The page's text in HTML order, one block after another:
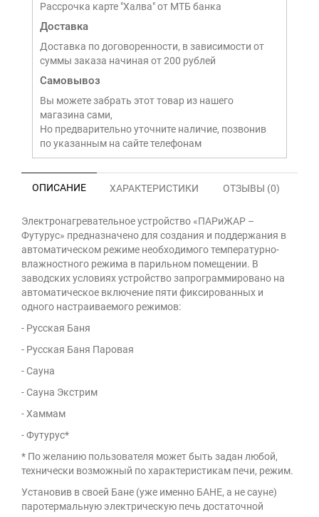
Рассрочка карте "Халва" от МТБ банка
Доставка
Доставка по договоренности, в зависимости от
суммы заказа начиная от 200 рублей
Самовывоз
Вы можете забрать этот товар из нашего
магазина сами,
Но предварительно уточните наличие, позвонив
по указанным на сайте телефонам
ОПИСАНИЕ ХАРАКТЕРИСТИКИ ОТЗЫВЫ (0)
Электронагревательное устройство «ПАРиЖАР –
Футурус» предназначено для создания и поддержания в
автоматическом режиме необходимого температурно-
влажностного режима в парильном помещении. В
заводских условиях устройство запрограммировано на
автоматическое включение пяти фиксированных и
одного настраиваемого режимов:
- Русская Баня
- Русская Баня Паровая
- Сауна
- Сауна Экстрим
- Хаммам
- Футурус*
* По желанию пользователя может быть задан любой,
технически возможный похарактеристикам печи, режим.
Установив в своей Бане (уже именно БАНЕ, а не сауне)
паротермальную электрическую печь достаточной